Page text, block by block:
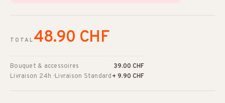
TOTAL 48.90 CHF
Bouquet & accessoires
39.00 CHF
Livraison 24h · Livraison Standard+ 9.90 CHF